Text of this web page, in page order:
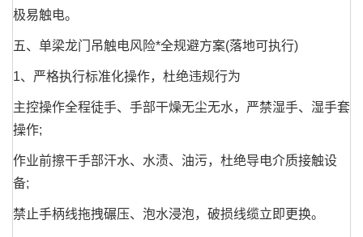
极易触电。
五、单梁龙门吊触电风险*全规避方案(落地可执行)
1、严格执行标准化操作，杜绝违规行为
主控操作全程徒手、手部干燥无尘无水，严禁湿手、湿手套
操作;
作业前擦干手部汗水、水渍、油污，杜绝导电介质接触设
备;
禁止手柄线拖拽碾压、泡水浸泡，破损线缆立即更换。